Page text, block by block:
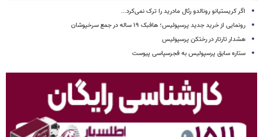
اگر کریستیانو رونالدو رئال مادرید را ترک نمی‌کرد...
رونمایی از خرید جدید پرسپولیس؛ هافبک ۱۹ ساله در جمع سرخپوشان
هشدار تارتار در رختکن پرسپولیس
ستاره سابق پرسپولیس به فجرسپاسی پیوست